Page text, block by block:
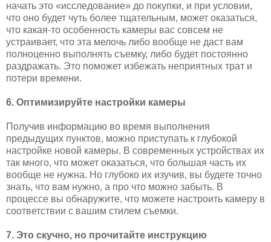
начать это «исследование» до покупки, и при условии,
что оно будет чуть более тщательным, может оказаться,
что какая-то особенность камеры вас совсем не
устраивает, что эта мелочь либо вообще не даст вам
полноценно выполнять съемку, либо будет постоянно
раздражать. Это поможет избежать неприятных трат и
потери времени.
6. Оптимизируйте настройки камеры
Получив информацию во время выполнения
предыдущих пунктов, можно приступать к глубокой
настройке новой камеры. В современных устройствах их
так много, что может оказаться, что большая часть их
вообще не нужна. Но глубоко их изучив, вы будете точно
знать, что вам нужно, а про что можно забыть. В
процессе вы обнаружите, что можете настроить камеру в
соответствии с вашим стилем съемки.
7. Это скучно, но прочитайте инструкцию